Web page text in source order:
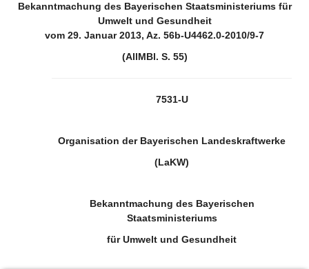
Bekanntmachung des Bayerischen Staatsministeriums für
Umwelt und Gesundheit
vom 29. Januar 2013, Az. 56b-U4462.0-2010/9-7
(AllMBl. S. 55)
7531-U
Organisation der Bayerischen Landeskraftwerke
(LaKW)
Bekanntmachung des Bayerischen
Staatsministeriums
für Umwelt und Gesundheit